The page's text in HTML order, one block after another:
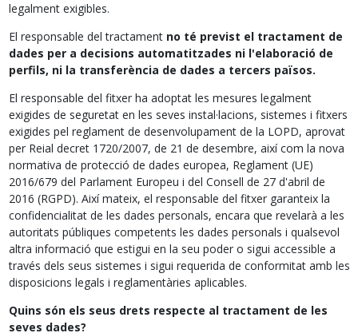
legalment exigibles.
El responsable del tractament no té previst el tractament de
dades per a decisions automatitzades ni l'elaboració de
perfils, ni la transferència de dades a tercers països.
El responsable del fitxer ha adoptat les mesures legalment
exigides de seguretat en les seves instal·lacions, sistemes i fitxers
exigides pel reglament de desenvolupament de la LOPD, aprovat
per Reial decret 1720/2007, de 21 de desembre, així com la nova
normativa de protecció de dades europea, Reglament (UE)
2016/679 del Parlament Europeu i del Consell de 27 d'abril de
2016 (RGPD). Així mateix, el responsable del fitxer garanteix la
confidencialitat de les dades personals, encara que revelarà a les
autoritats públiques competents les dades personals i qualsevol
altra informació que estigui en la seu poder o sigui accessible a
través dels seus sistemes i sigui requerida de conformitat amb les
disposicions legals i reglamentàries aplicables.
Quins són els seus drets respecte al tractament de les
seves dades?